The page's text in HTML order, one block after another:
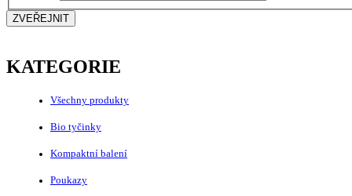
ZVEŘEJNIT
KATEGORIE
Všechny produkty
Bio tyčinky
Kompaktní balení
Poukazy